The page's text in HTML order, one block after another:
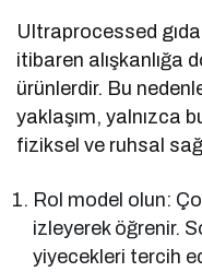
Ultraprocessed
itibaren alışkanlığa
ürünlerdir. Bu
yaklaşım, yalnızca
fiziksel ve ruhsal
Rol model olun:
izleyerek öğrenir.
yiyecekleri tercih